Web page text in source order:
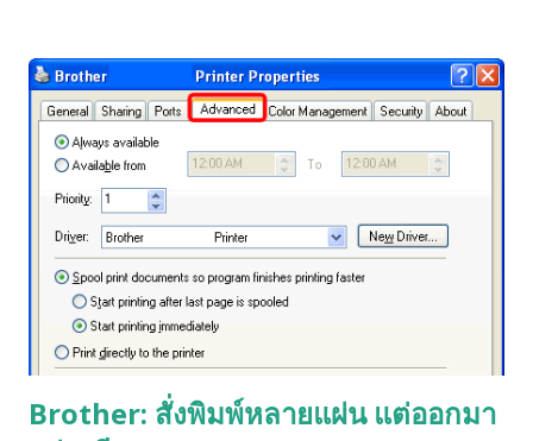
อยู่ด้านข้าง)
Brother: สั่งพิมพ์หลายแผ่น แต่ออกมา